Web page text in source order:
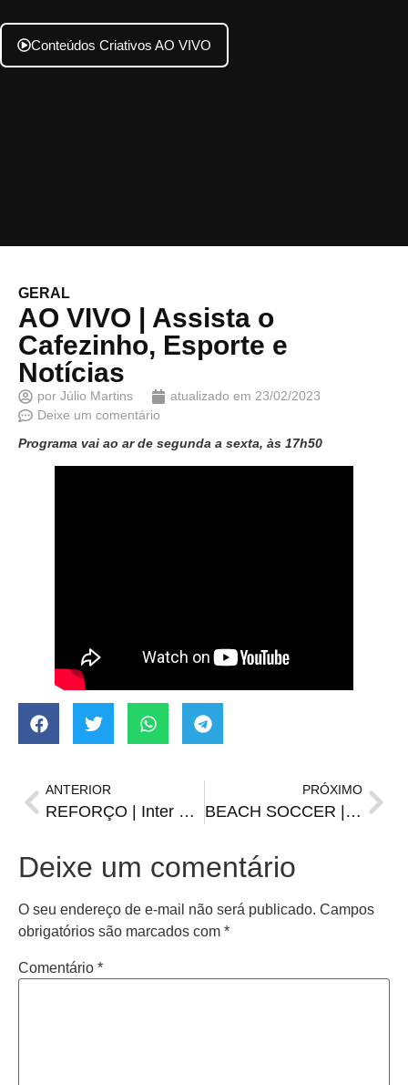
Conteúdos Criativos AO VIVO
GERAL
AO VIVO | Assista o
Cafezinho, Esporte e
Notícias
por Júlio Martins atualizado em 23/02/2023
Deixe um comentário
Programa vai ao ar de segunda a sexta, às 17h50
ANTERIOR
REFORÇO | Inter anuncia zagueiro Nico Hernández
PRÓXIMO
BEACH SOCCER | Santiago terá representante nas finais do Gaúcho
Deixe um comentário
O seu endereço de e-mail não será publicado. Campos
obrigatórios são marcados com *
Comentário *